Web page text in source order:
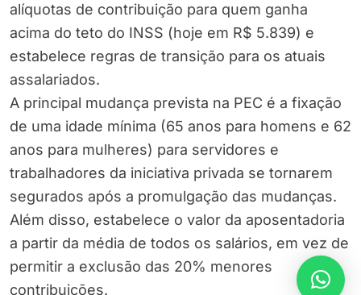
alíquotas de contribuição para quem ganha
acima do teto do INSS (hoje em R$ 5.839) e
estabelece regras de transição para os atuais
assalariados.
A principal mudança prevista na PEC é a fixação
de uma idade mínima (65 anos para homens e 62
anos para mulheres) para servidores e
trabalhadores da iniciativa privada se tornarem
segurados após a promulgação das mudanças.
Além disso, estabelece o valor da aposentadoria
a partir da média de todos os salários, em vez de
permitir a exclusão das 20% menores
contribuições.